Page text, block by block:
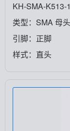
KH-SMA-K513-
类型：SMA 母头
引脚：正脚
样式：直头